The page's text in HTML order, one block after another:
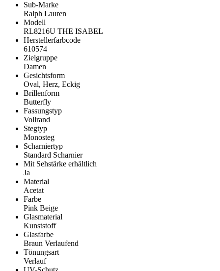
Sub-Marke
Ralph Lauren
Modell
RL8216U THE ISABEL
Herstellerfarbcode
610574
Zielgruppe
Damen
Gesichtsform
Oval, Herz, Eckig
Brillenform
Butterfly
Fassungstyp
Vollrand
Stegtyp
Monosteg
Scharniertyp
Standard Scharnier
Mit Sehstärke erhältlich
Ja
Material
Acetat
Farbe
Pink Beige
Glasmaterial
Kunststoff
Glasfarbe
Braun Verlaufend
Tönungsart
Verlauf